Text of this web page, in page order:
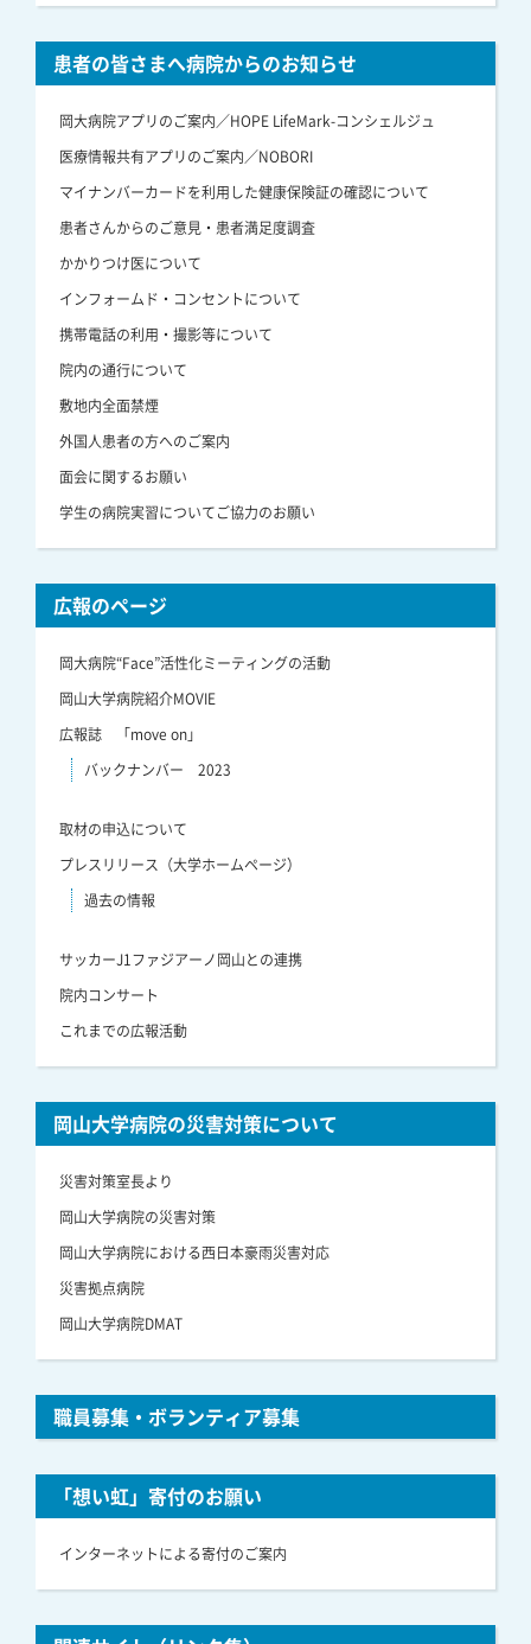
患者の皆さまへ病院からのお知らせ
岡大病院アプリのご案内／HOPE LifeMark-コンシェルジュ
医療情報共有アプリのご案内／NOBORI
マイナンバーカードを利用した健康保険証の確認について
患者さんからのご意見・患者満足度調査
かかりつけ医について
インフォームド・コンセントについて
携帯電話の利用・撮影等について
院内の通行について
敷地内全面禁煙
外国人患者の方へのご案内
面会に関するお願い
学生の病院実習についてご協力のお願い
広報のページ
岡大病院“Face”活性化ミーティングの活動
岡山大学病院紹介MOVIE
広報誌 「move on」
バックナンバー 2023
取材の申込について
プレスリリース（大学ホームページ）
過去の情報
サッカーJ1ファジアーノ岡山との連携
院内コンサート
これまでの広報活動
岡山大学病院の災害対策について
災害対策室長より
岡山大学病院の災害対策
岡山大学病院における西日本豪雨災害対応
災害拠点病院
岡山大学病院DMAT
職員募集・ボランティア募集
「想い虹」寄付のお願い
インターネットによる寄付のご案内